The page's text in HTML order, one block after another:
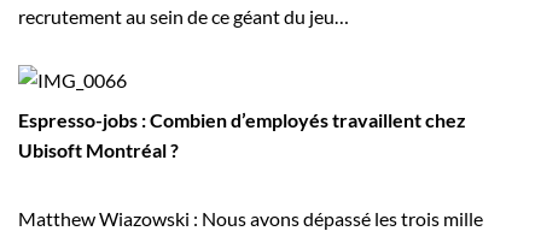
recrutement au sein de ce géant du jeu…
Espresso-jobs : Combien d’employés travaillent chez
Ubisoft Montréal ?
Matthew Wiazowski : Nous avons dépassé les trois mille